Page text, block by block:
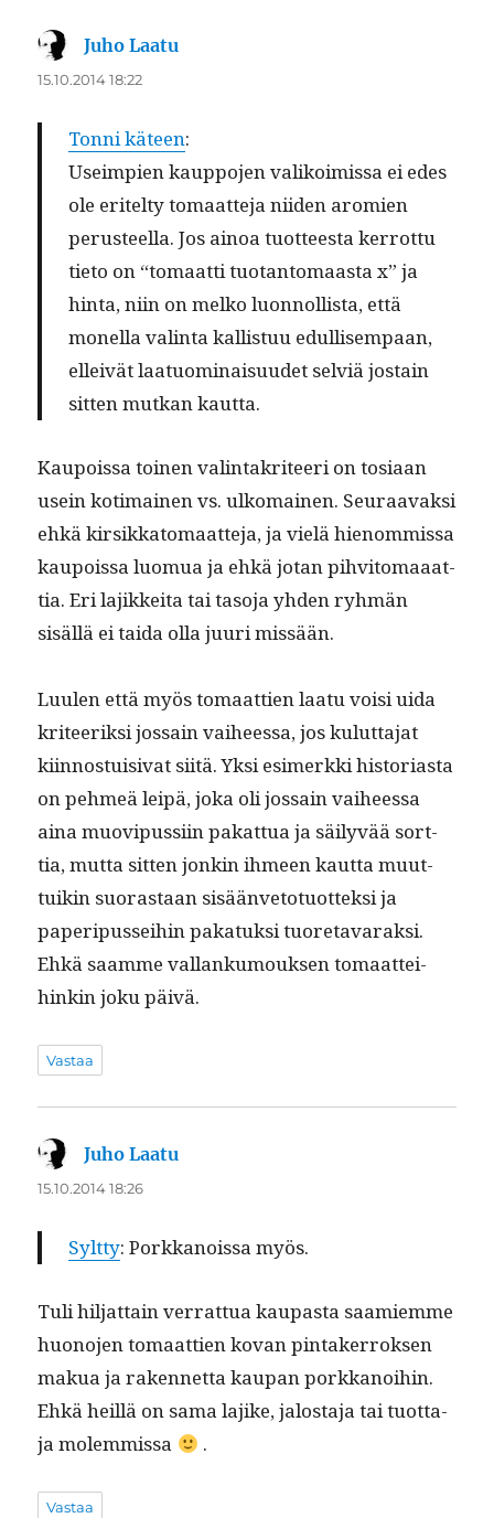
Juho Laatu
15.10.2014 18:22
Ton­ni käteen:
Useimpi­en kaup­po­jen valikoimis­sa ei edes
ole eritel­ty tomaat­te­ja niiden aromien
perus­teel­la. Jos ain­oa tuot­teesta ker­rot­tu
tieto on “tomaat­ti tuotan­tomaas­ta x” ja
hin­ta, niin on melko luon­nol­lista, että
monel­la val­in­ta kallis­tuu edullisem­paan,
elleivät laatuom­i­naisu­udet selviä jostain
sit­ten mutkan kautta.
Kaupois­sa toinen val­in­takri­teeri on tosi­aan
usein koti­mainen vs. ulko­mainen. Seu­raavak­si
ehkä kir­sikkatomaat­te­ja, ja vielä hienom­mis­sa
kaupois­sa luo­mua ja ehkä jotan pihvit­o­maaat­
tia. Eri lajikkei­ta tai taso­ja yhden ryh­män
sisäl­lä ei tai­da olla juuri missään.
Luulen että myös tomaat­tien laatu voisi uida
kri­teerik­si jos­sain vai­heessa, jos kulut­ta­jat
kiin­nos­tu­isi­vat siitä. Yksi esimerk­ki his­to­ri­as­ta
on pehmeä leipä, joka oli jos­sain vai­heessa
aina muovi­pus­si­in pakat­tua ja säi­lyvää sort­
tia, mut­ta sit­ten jonkin ihmeen kaut­ta muut­
tuikin suo­ras­taan sisään­ve­to­tuot­tek­si ja
paperi­pus­sei­hin pakatuk­si tuore­tavarak­si.
Ehkä saamme val­lanku­mouk­sen tomaat­tei­
hinkin joku päivä.
Vastaa
Juho Laatu
15.10.2014 18:26
Sylt­ty: Porkkanois­sa myös.
Tuli hil­jat­tain ver­rat­tua kau­pas­ta saamiemme
huono­jen tomaat­tien kovan pin­tak­er­roksen
makua ja raken­net­ta kau­pan porkkanoi­hin.
Ehkä heil­lä on sama lajike, jalosta­ja tai tuot­ta­
ja molemmissa
.
Vastaa